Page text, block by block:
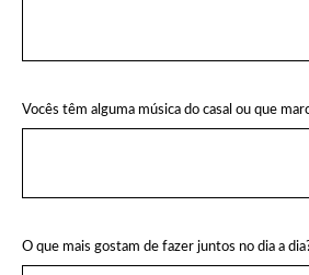
Vocês têm alguma música do casal ou que
O que mais gostam de fazer juntos no dia a